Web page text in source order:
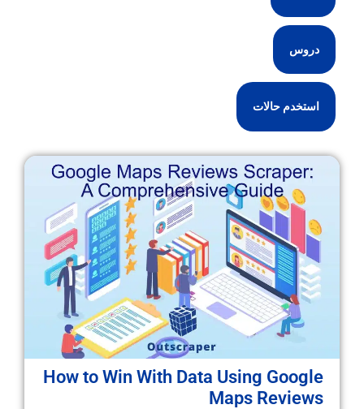
دروس
استخدم حالات
How to Win With Data Using Google
Maps Reviews